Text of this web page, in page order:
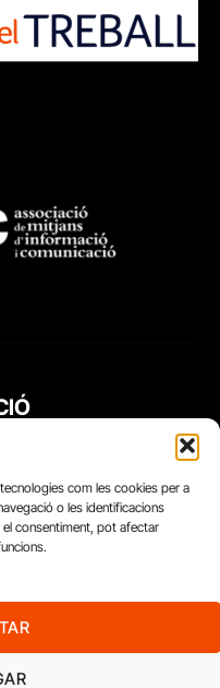
com les cookies per a
o les identificacions
consentiment, pot afectar